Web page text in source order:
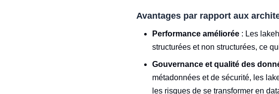
Avantages par rapport aux
Performance améliorée : Les
structurées et non structurées, ce
Gouvernance et qualité des
métadonnées et de sécurité, les
les risques de se transformer en